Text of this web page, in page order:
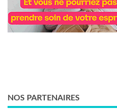
NOS PARTENAIRES